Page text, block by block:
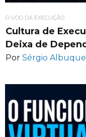
O VOO DA EXECUÇÃO
Cultura de
Deixa de
Por Sérgio